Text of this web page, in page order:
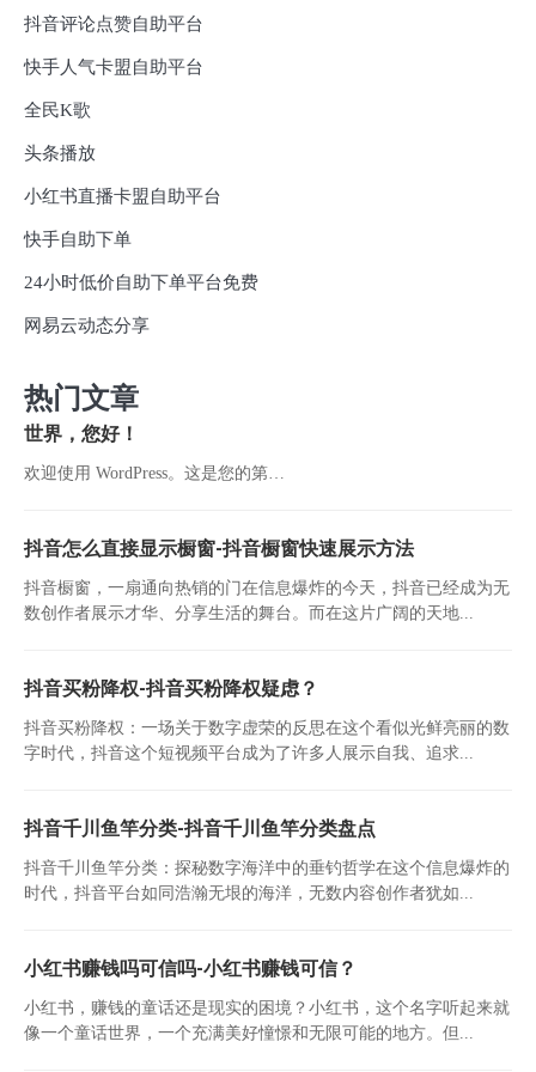
抖音评论点赞自助平台
快手人气卡盟自助平台
全民K歌
头条播放
小红书直播卡盟自助平台
快手自助下单
24小时低价自助下单平台免费
网易云动态分享
热门文章
世界，您好！
欢迎使用 WordPress。这是您的第…
抖音怎么直接显示橱窗-抖音橱窗快速展示方法
抖音橱窗，一扇通向热销的门在信息爆炸的今天，抖音已经成为无
数创作者展示才华、分享生活的舞台。而在这片广阔的天地...
抖音买粉降权-抖音买粉降权疑虑？
抖音买粉降权：一场关于数字虚荣的反思在这个看似光鲜亮丽的数
字时代，抖音这个短视频平台成为了许多人展示自我、追求...
抖音千川鱼竿分类-抖音千川鱼竿分类盘点
抖音千川鱼竿分类：探秘数字海洋中的垂钓哲学在这个信息爆炸的
时代，抖音平台如同浩瀚无垠的海洋，无数内容创作者犹如...
小红书赚钱吗可信吗-小红书赚钱可信？
小红书，赚钱的童话还是现实的困境？小红书，这个名字听起来就
像一个童话世界，一个充满美好憧憬和无限可能的地方。但...